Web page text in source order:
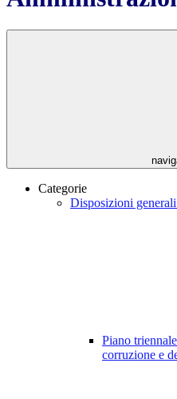
Categorie
Disposizioni generali
Piano
corruzione e